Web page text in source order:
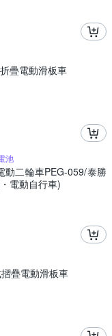
疊電動滑板車
池
動二輪車PEG-059/泰勝
電動自行車)
疊電動滑板車